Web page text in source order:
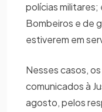
polícias
Bombeiros e de
estiverem em
Nesses casos,
comunicados à
agosto, pelos